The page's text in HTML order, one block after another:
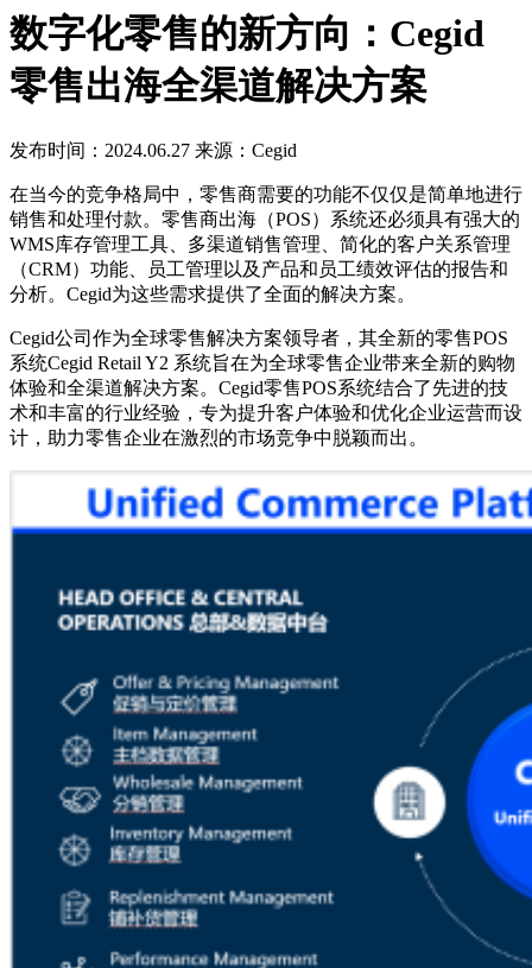
数字化零售的新方向：Cegid
零售出海全渠道解决方案
发布时间：2024.06.27 来源：Cegid
在当今的竞争格局中，零售商需要的功能不仅仅是简单地进行
销售和处理付款。零售商出海（POS）系统还必须具有强大的
WMS库存管理工具、多渠道销售管理、简化的客户关系管理
（CRM）功能、员工管理以及产品和员工绩效评估的报告和
分析。Cegid为这些需求提供了全面的解决方案。
Cegid公司作为全球零售解决方案领导者，其全新的零售POS
系统Cegid Retail Y2 系统旨在为全球零售企业带来全新的购物
体验和全渠道解决方案。Cegid零售POS系统结合了先进的技
术和丰富的行业经验，专为提升客户体验和优化企业运营而设
计，助力零售企业在激烈的市场竞争中脱颖而出。